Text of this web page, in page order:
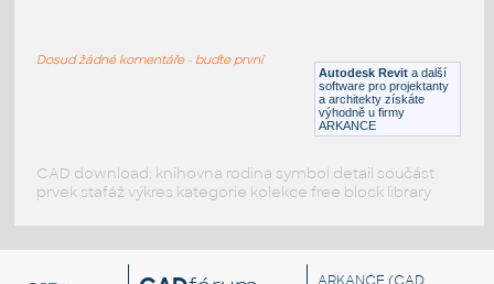
HM_Resolve_G7314_Bookshelf
HM Resolve G7314 BookshelfAutodesk Revit a další
software pro projektanty
a architekty získáte
výhodně u firmy
ARKANCE
Dosud žádné komentáře - buďte první
CAD download: knihovna rodina symbol detail součást
prvek stafáž výkres kategorie kolekce free block library